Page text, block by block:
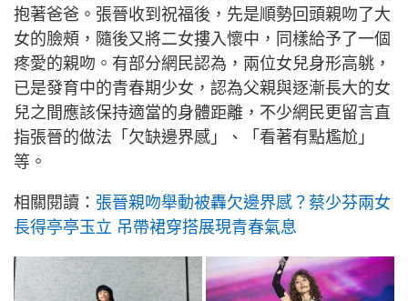
抱著爸爸。張晉收到祝福後，先是順勢回頭親吻了大
女的臉頰，隨後又將二女摟入懷中，同樣給予了一個
疼愛的親吻。有部分網民認為，兩位女兒身形高䠷，
已是發育中的青春期少女，認為父親與逐漸長大的女
兒之間應該保持適當的身體距離，不少網民更留言直
指張晉的做法「欠缺邊界感」、「看著有點尷尬」
等。
相關閱讀： 張晉親吻舉動被轟欠邊界感？蔡少芬兩女
長得亭亭玉立 吊帶裙穿搭展現青春氣息